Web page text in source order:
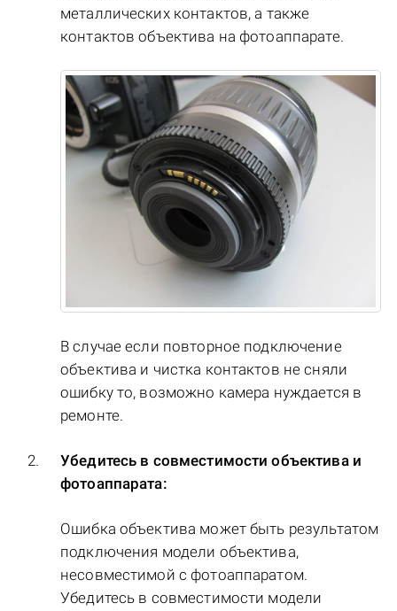
металлических контактов, а также
контактов объектива на фотоаппарате.
В случае если повторное подключение
объектива и чистка контактов не сняли
ошибку то, возможно камера нуждается в
ремонте.
Убедитесь в совместимости объектива и
фотоаппарата:
Ошибка объектива может быть результатом
подключения модели объектива,
несовместимой с фотоаппаратом.
Убедитесь в совместимости модели